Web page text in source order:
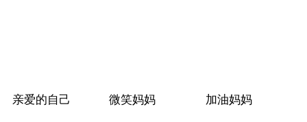
亲爱的自己 微笑妈妈 加油妈妈